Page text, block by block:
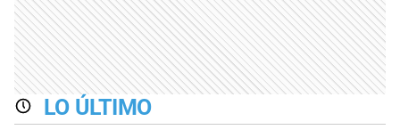
LO ÚLTIMO